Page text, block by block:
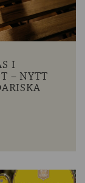
I
– NYTT